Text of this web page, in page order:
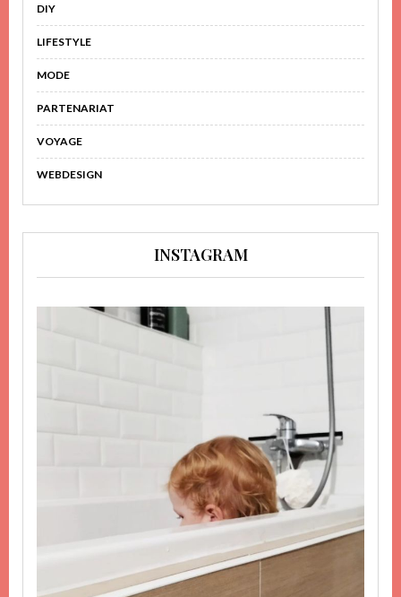
DIY
LIFESTYLE
MODE
PARTENARIAT
VOYAGE
WEBDESIGN
INSTAGRAM